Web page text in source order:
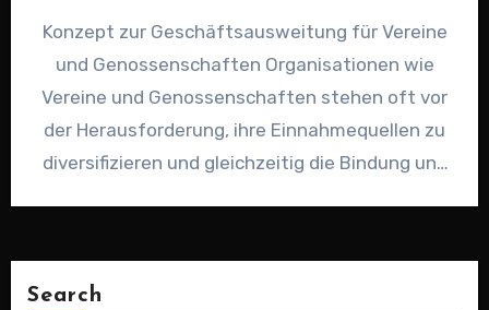
Konzept zur Geschäftsausweitung für Vereine
und Genossenschaften Organisationen wie
Vereine und Genossenschaften stehen oft vor
der Herausforderung, ihre Einnahmequellen zu
diversifizieren und gleichzeitig die Bindung und
Search